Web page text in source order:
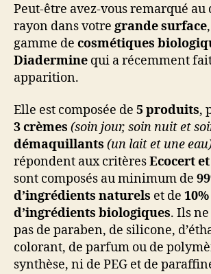
Peut-être avez-vous remarqué au
rayon dans votre grande surface
gamme de cosmétiques
Diadermine qui a récemment
apparition.
Elle est composée de 5 produits,
3 crèmes (soin jour, soin nuit et
démaquillants (un lait et une
répondent aux critèresEcocert
sont composés au minimum de
d’ingrédients naturels et de 10%
d’ingrédients biologiques. Ils
pas de paraben, de silicone,
colorant, de parfum ou de
synthèse, ni de PEG et de